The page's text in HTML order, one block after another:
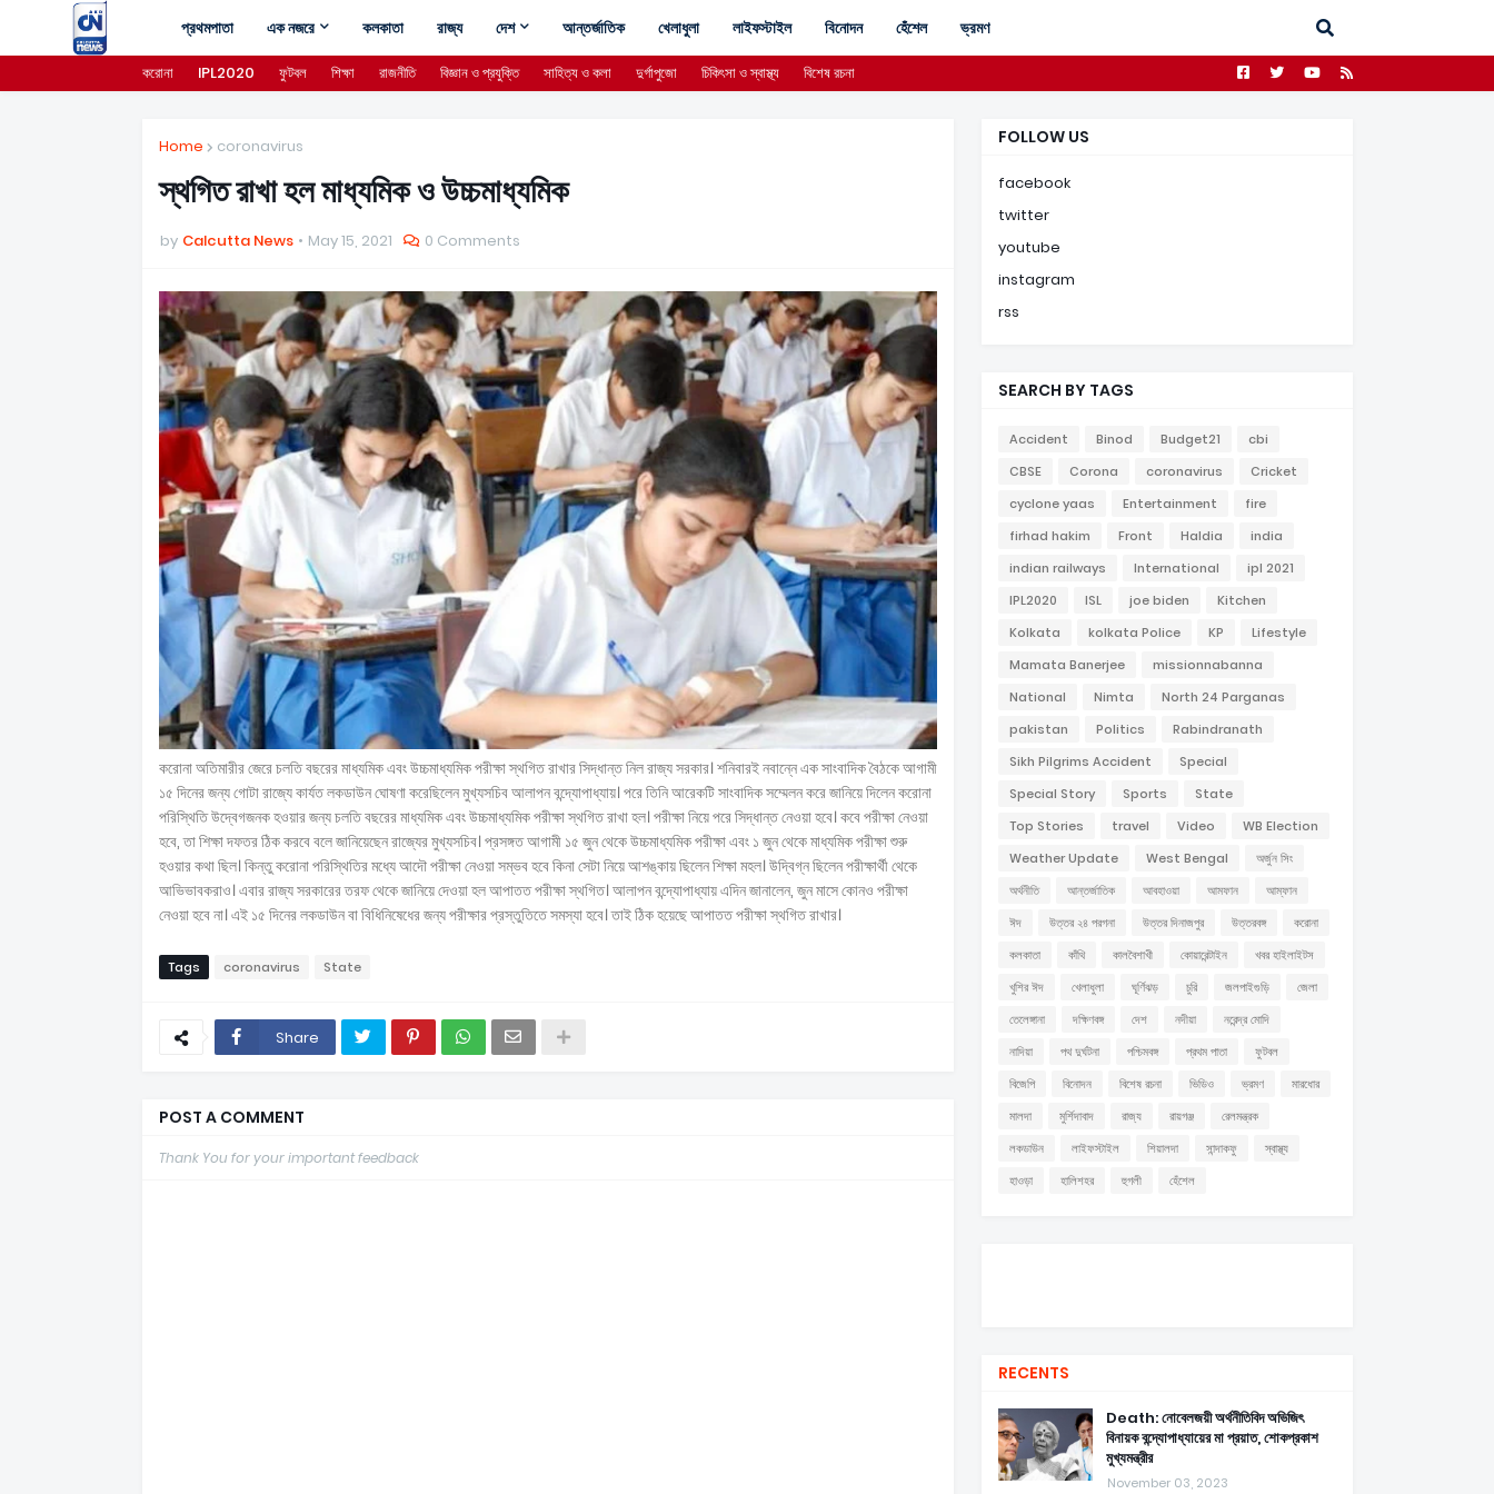
প্রথমপাতা এক নজরে কলকাতা রাজ্য দেশ আন্তর্জাতিক খেলাধুলা লাইফস্টাইল বিনোদন হেঁশেল ভ্রমণ
করোনা IPL2020 ফুটবল শিক্ষা রাজনীতি বিজ্ঞান ও প্রযুক্তি সাহিত্য ও কলা দুর্গাপুজো চিকিৎসা ও স্বাস্থ্য বিশেষ রচনা
Home coronavirus
স্থগিত রাখা হল মাধ্যমিক ও উচ্চমাধ্যমিক
by Calcutta News May 15, 2021 0 Comments
করোনা অতিমারীর জেরে চলতি বছরের মাধ্যমিক এবং উচ্চমাধ্যমিক পরীক্ষা স্থগিত রাখার সিদ্ধান্ত নিল রাজ্য সরকার। শনিবারই নবান্নে এক সাংবাদিক বৈঠকে আগামী
১৫ দিনের জন্য গোটা রাজ্যে কার্যত লকডাউন ঘোষণা করেছিলেন মুখ্যসচিব আলাপন বন্দ্যোপাধ্যায়। পরে তিনি আরেকটি সাংবাদিক সম্মেলন করে জানিয়ে দিলেন করোনা
পরিস্থিতি উদ্বেগজনক হওয়ার জন্য চলতি বছরের মাধ্যমিক এবং উচ্চমাধ্যমিক পরীক্ষা স্থগিত রাখা হল। পরীক্ষা নিয়ে পরে সিদ্ধান্ত নেওয়া হবে। কবে পরীক্ষা নেওয়া
হবে, তা শিক্ষা দফতর ঠিক করবে বলে জানিয়েছেন রাজ্যের মুখ্যসচিব। প্রসঙ্গত আগামী ১৫ জুন থেকে উচ্চমাধ্যমিক পরীক্ষা এবং ১ জুন থেকে মাধ্যমিক পরীক্ষা শুরু
হওয়ার কথা ছিল। কিন্তু করোনা পরিস্থিতির মধ্যে আদৌ পরীক্ষা নেওয়া সম্ভব হবে কিনা সেটা নিয়ে আশঙ্কায় ছিলেন শিক্ষা মহল। উদ্বিগ্ন ছিলেন পরীক্ষার্থী থেকে
আভিভাবকরাও। এবার রাজ্য সরকারের তরফ থেকে জানিয়ে দেওয়া হল আপাতত পরীক্ষা স্থগিত। আলাপন বন্দ্যোপাধ্যায় এদিন জানালেন, জুন মাসে কোনও পরীক্ষা
নেওয়া হবে না। এই ১৫ দিনের লকডাউন বা বিধিনিষেধের জন্য পরীক্ষার প্রস্তুতিতে সমস্যা হবে। তাই ঠিক হয়েছে আপাতত পরীক্ষা স্থগিত রাখার।
Tags coronavirus State
Share
POST A COMMENT
Thank You for your important feedback
FOLLOW US
facebook
twitter
youtube
instagram
rss
SEARCH BY TAGS
Accident Binod Budget21
cbi
CBSE
Corona coronavirus
Cricket
cyclone yaas
Entertainment
fire
firhad hakim
Front Haldia
india
indian railways
International
ipl 2021
IPL2020
ISL joe biden
Kitchen
Kolkata
kolkata Police KP
Lifestyle
Mamata Banerjee
missionnabanna
National
Nimta
North 24 Parganas
pakistan
Politics
Rabindranath
Sikh Pilgrims Accident
Special
Special Story
Sports
State
Top Stories
travel Video
WB Election
Weather Update
West Bengal
অর্জুন সিং
অর্থনীতি
আন্তর্জাতিক আবহাওয়া আমফান
আম্ফান
ঈদ
উত্তর ২৪ পরগনা উত্তর দিনাজপুর উত্তরবঙ্গ
করোনা
কলকাতা
কাঁথি কালবৈশাখী কোয়ারেন্টাইন
খবর হাইলাইটস
খুশির ঈদ
খেলাধুলা ঘূর্ণিঝড় চুরি জলপাইগুড়ি
জেলা
তেলেঙ্গানা
দক্ষিণবঙ্গ দেশ নদীয়া
নরেন্দ্র মোদি
নাদিয়া
পথ দুর্ঘটনা পশ্চিমবঙ্গ প্রথম পাতা
ফুটবল
বিজেপি
বিনোদন বিশেষ রচনা ভিডিও ভ্রমণ
মারধোর
মালদা
মুর্শিদাবাদ রাজ্য রায়গঞ্জ
রেলমন্ত্রক
লকডাউন
লাইফস্টাইল শিয়ালদা সান্দাকফু
স্বাস্থ্য
হাওড়া
হালিশহর হুগলী হেঁশেল
RECENTS
Death: নোবেলজয়ী অর্থনীতিবিদ অভিজিৎ
বিনায়ক বন্দ্যোপাধ্যায়ের মা প্রয়াত, শোকপ্রকাশ
মুখ্যমন্ত্রীর
November 03, 2023